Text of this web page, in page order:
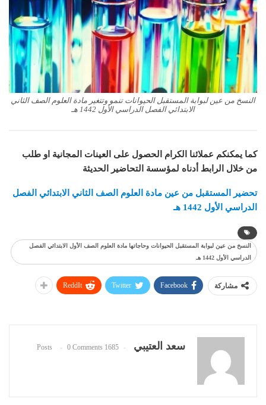
النسخ من عين لبوابة المستقبل الحيوانات تنمو وتتغير مادة العلوم الصف الثاني
الابتدائي الفصل الدراسي الأول 1442 هـ
كما يمكنكم عملائنا الكرام الحصول على العينات المجانية او طلب
من خلال الرابط أدناه لمؤسسة التحاضير الحديثة
تحضير المستقبل من عين مادة العلوم الصف الثاني الابتدائي الفصل
الدراسي الأول 1442 هـ
النسخ من عين لبوابة المستقبل الحيوانات وحاجاتها مادة العلوم الصف الأول الابتدائي الفصل
الدراسي الأول 1442 هـ
مشاركة Facebook
Twitter
ReddIt
سعد العتيبي 1685 Posts
0 Comments